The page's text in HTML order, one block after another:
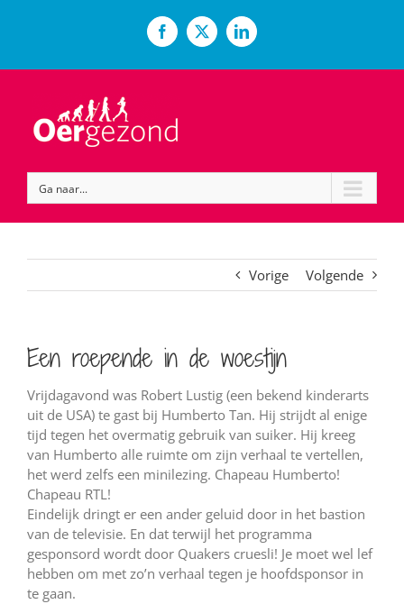
Facebook
X LinkedIn
Ga naar...
Vorige Volgende
Een roepende in de woestijn
Vrijdagavond was Robert Lustig (een bekend kinderarts
uit de USA) te gast bij Humberto Tan. Hij strijdt al enige
tijd tegen het overmatig gebruik van suiker. Hij kreeg
van Humberto alle ruimte om zijn verhaal te vertellen,
het werd zelfs een minilezing. Chapeau Humberto!
Chapeau RTL!
Eindelijk dringt er een ander geluid door in het bastion
van de televisie. En dat terwijl het programma
gesponsord wordt door Quakers cruesli! Je moet wel lef
hebben om met zo’n verhaal tegen je hoofdsponsor in
te gaan.